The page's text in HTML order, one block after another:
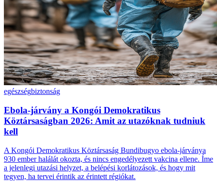
egészségbiztonság
Ebola-járvány a Kongói Demokratikus
Köztársaságban 2026: Amit az utazóknak tudniuk
kell
A Kongói Demokratikus Köztársaság Bundibugyo ebola-járványa
930 ember halálát okozta, és nincs engedélyezett vakcina ellene. Íme
a jelenlegi utazási helyzet, a belépési korlátozások, és hogy mit
tegyen, ha tervei érintik az érintett régiókat.